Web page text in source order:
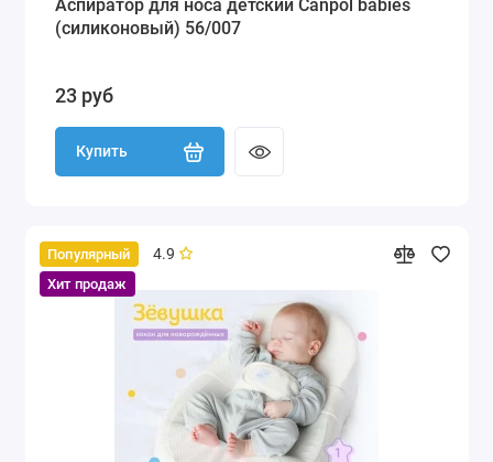
Аспиратор для носа детский Canpol babies
(силиконовый) 56/007
23 руб
Купить
Популярный
Хит продаж
4.9